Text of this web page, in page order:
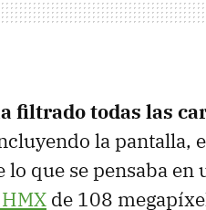
filtrado todas las
la pantalla,
que se pensaba
de 108